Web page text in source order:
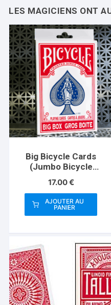
Big Bicycle Cards
(Jumbo Bicycle
Cards, Red)
17.00€
AJOUTER AU
PANIER